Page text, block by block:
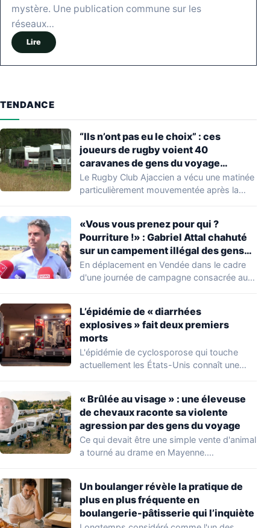
mystère. Une publication commune sur les
réseaux…
Lire
TENDANCE
“Ils n’ont pas eu le choix” : ces
joueurs de rugby voient 40
caravanes de gens du voyage
s’installer dans leur stade, ils les
délogent en moins d’1 heure
Le Rugby Club Ajaccien a vécu une matinée
particulièrement mouvementée après la
«Vous vous prenez pour qui ?
Pourriture !» : Gabriel Attal chahuté
sur un campement illégal des gens
du voyage
En déplacement en Vendée dans le cadre
d'une journée de campagne consacrée aux
L’épidémie de « diarrhées
explosives » fait deux premiers
morts
L'épidémie de cyclosporose qui touche
actuellement les États-Unis connaît une
« Brûlée au visage » : une éleveuse
de chevaux raconte sa violente
agression par des gens du voyage
Ce qui devait être une simple vente d'animal
a tourné au drame en Mayenne.…
Un boulanger révèle la pratique de
plus en plus fréquente en
boulangerie-pâtisserie qui l’inquiète